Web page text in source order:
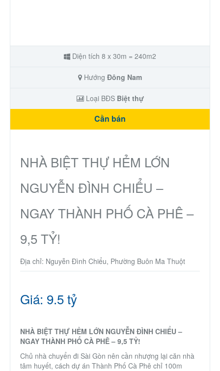
Ecocity Premia
Thành Phố Cà Phê
Ecocity Premia
Liên hệ
Diện tích 8 x 30m = 240m2
Hướng Đông Nam
Loại BĐS Biệt thự
Cần bán
NHÀ BIỆT THỰ HẺM LỚN
NGUYỄN ĐÌNH CHIỂU –
NGAY THÀNH PHỐ CÀ PHÊ –
9,5 TỶ!
Địa chỉ: Nguyễn Đình Chiểu, Phường Buôn Ma Thuột
Giá: 9.5 tỷ
NHÀ BIỆT THỰ HẺM LỚN NGUYỄN ĐÌNH CHIỂU –
NGAY THÀNH PHỐ CÀ PHÊ – 9,5 TỶ!
Chủ nhà chuyển đi Sài Gòn nên cần nhượng lại căn nhà
tâm huyết, cách dự án Thành Phố Cà Phê chỉ 100m